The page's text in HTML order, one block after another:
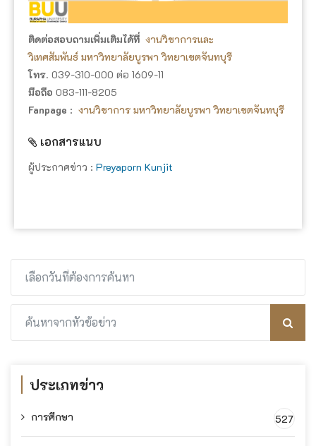
ติดต่อสอบถามเพิ่มเติมได้ที่ งานวิชาการและ
วิเทศสัมพันธ์ มหาวิทยาลัยบูรพา วิทยาเขตจันทบุรี
โทร. 039-310-000 ต่อ 1609-11
มือถือ 083-111-8205
Fanpage : งานวิชาการ มหาวิทยาลัยบูรพา วิทยาเขตจันทบุรี
เอกสารแนบ
ผู้ประกาศข่าว : Preyaporn Kunjit
ประเภทข่าว
การศึกษา 527